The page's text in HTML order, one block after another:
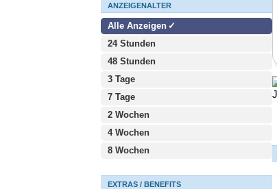
ANZEIGENALTER
Alle Anzeigen
24 Stunden
48 Stunden
3 Tage
7 Tage
2 Wochen
4 Wochen
8 Wochen
EXTRAS / BENEFITS